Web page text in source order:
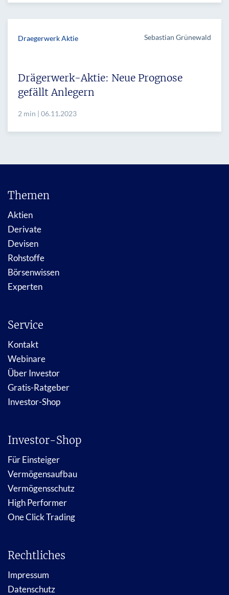
Draegerwerk Aktie Sebastian Grünewald
Drägerwerk-Aktie: Neue Prognose
gefällt Anlegern
2 min | 06.11.2023
Themen
Aktien
Derivate
Devisen
Rohstoffe
Börsenwissen
Experten
Service
Kontakt
Webinare
Über Investor
Gratis-Ratgeber
Investor-Shop
Investor-Shop
Für Einsteiger
Vermögensaufbau
Vermögensschutz
High Performer
One Click Trading
Rechtliches
Impressum
Datenschutz